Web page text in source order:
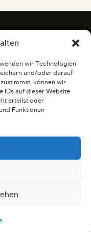
wir Technologien
und/oder darauf
können wir
IDs auf dieser Website
erteilst oder
Funktionen
Castrop-
bei